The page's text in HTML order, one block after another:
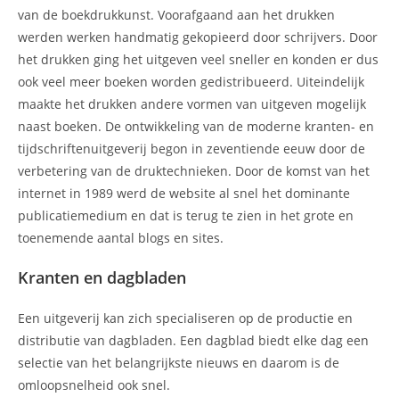
van de boekdrukkunst. Voorafgaand aan het drukken
werden werken handmatig gekopieerd door schrijvers. Door
het drukken ging het uitgeven veel sneller en konden er dus
ook veel meer boeken worden gedistribueerd. Uiteindelijk
maakte het drukken andere vormen van uitgeven mogelijk
naast boeken. De ontwikkeling van de moderne kranten- en
tijdschriftenuitgeverij begon in zeventiende eeuw door de
verbetering van de druktechnieken. Door de komst van het
internet in 1989 werd de website al snel het dominante
publicatiemedium en dat is terug te zien in het grote en
toenemende aantal blogs en sites.
Kranten en dagbladen
Een uitgeverij kan zich specialiseren op de productie en
distributie van dagbladen. Een dagblad biedt elke dag een
selectie van het belangrijkste nieuws en daarom is de
omloopsnelheid ook snel.